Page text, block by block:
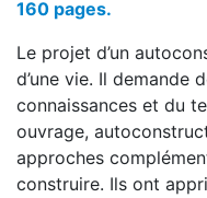
160 pages.
Le projet d’un
d’une vie. Il demande
connaissances et du
ouvrage,
approches
construire. Ils ont